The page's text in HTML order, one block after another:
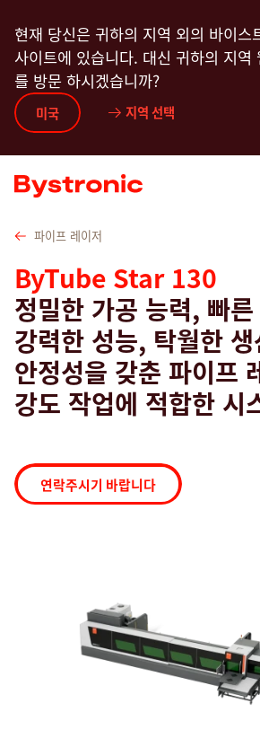
건
현재 당신은 귀하의 지역 외의 바이스
사이트에 있습니다. 대신 귀하의 지역
를 방문 하시겠습니까?
미국 지역 선택
기계 및 소프트웨어
서비스
어플리케이션
뉴스룸
기업
미국 · Korean연락처 myBystronic
cutting solutions by industry
파이프 레이저
ByTube Star 130
정밀한 가공 능력, 빠
강력한 성능, 탁월한
안정성을 갖춘 파이프
강도 작업에 적합한 시
연락주시기 바랍니다